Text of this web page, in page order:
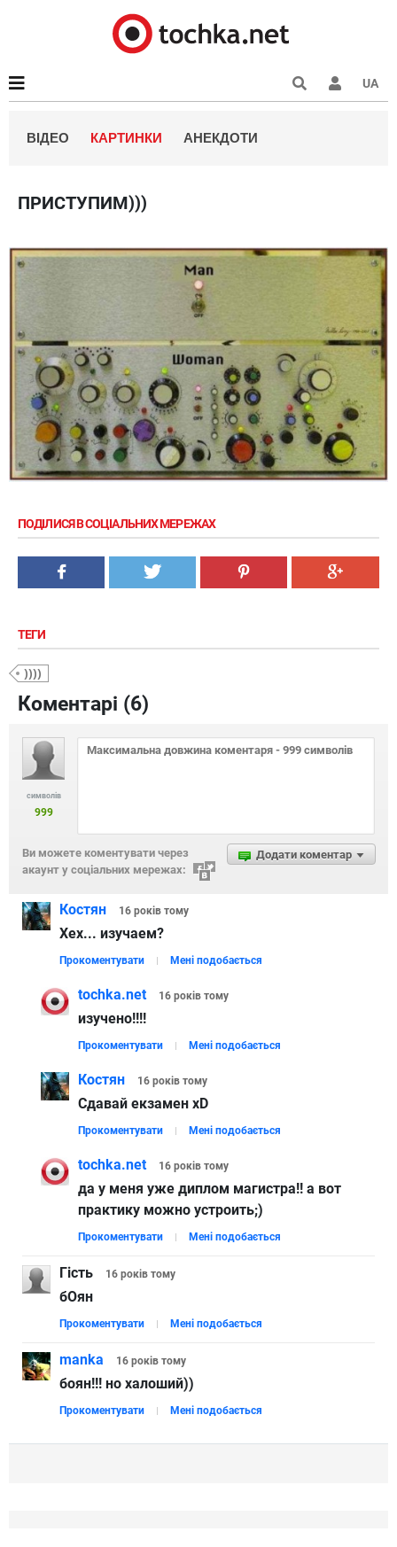
UA
ВІДЕО КАРТИНКИ АНЕКДОТИ
ПРИСТУПИМ)))
ПОДІЛИСЯ В СОЦІАЛЬНИХ МЕРЕЖАХ
ТЕГИ
))))
Коментарі (6)
символів
999
Додати коментар
Ви можете коментувати через
акаунт у соціальних мережах:
Костян 16 років тому
Хех... изучаем?
Прокоментувати Мені подобається
tochka.net 16 років тому
изучено!!!!
Прокоментувати Мені подобається
Костян 16 років тому
Сдавай екзамен xD
Прокоментувати Мені подобається
tochka.net 16 років тому
да у меня уже диплом магистра!! а вот
практику можно устроить;)
Прокоментувати Мені подобається
Гість 16 років тому
бОян
Прокоментувати Мені подобається
manka 16 років тому
боян!!! но халоший))
Прокоментувати Мені подобається